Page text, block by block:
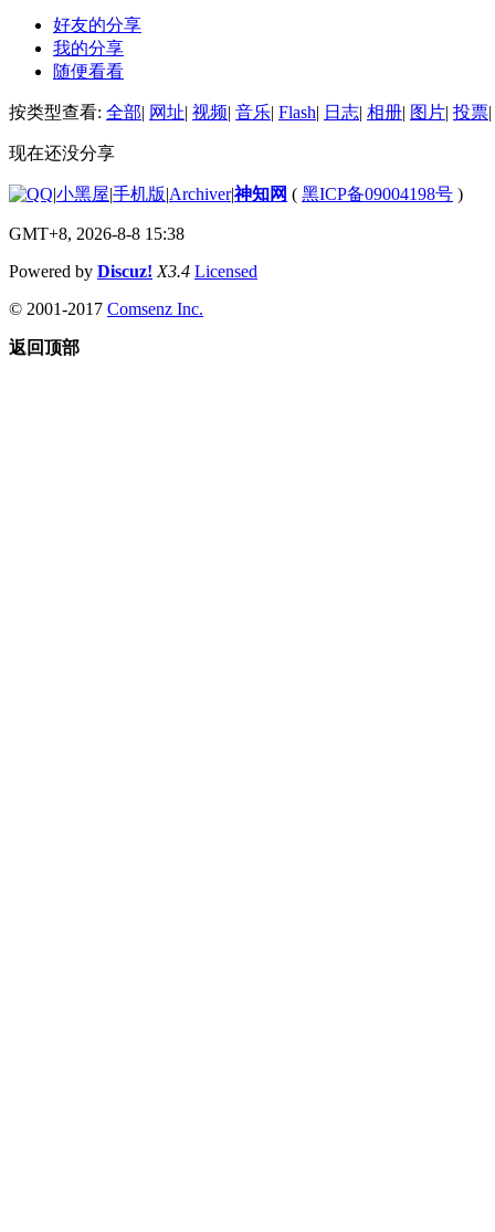
好友的分享
我的分享
随便看看
按类型查看: 全部| 网址| 视频| 音乐| Flash| 日志| 相册| 图片| 投票|
现在还没分享
|小黑屋|手机版|Archiver|神知网 ( 黑ICP备09004198号 )
GMT+8, 2026-8-8 15:38
Powered by Discuz! X3.4 Licensed
© 2001-2017 Comsenz Inc.
返回顶部